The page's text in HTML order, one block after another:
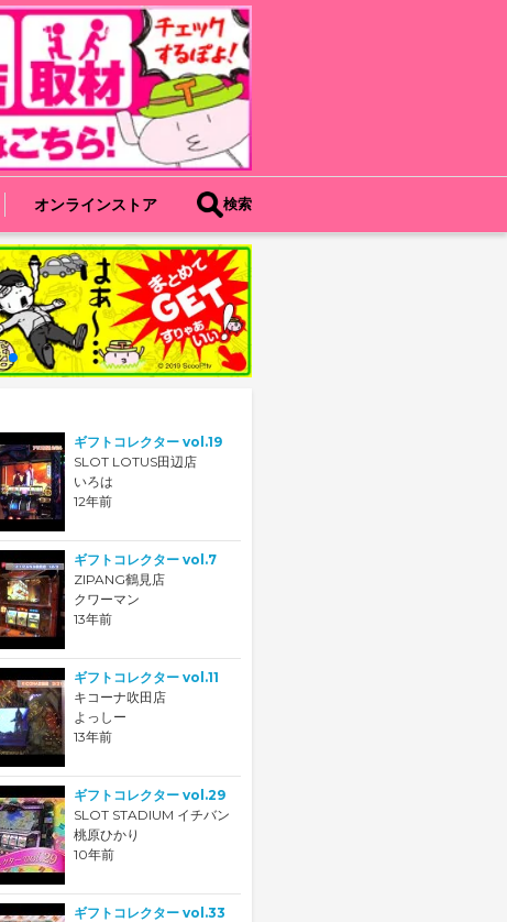
オンラインストア 検索
ギフトコレクター vol.19
SLOT LOTUS田辺店
いろは
12年前
ギフトコレクター vol.7
ZIPANG鶴見店
クワーマン
13年前
ギフトコレクター vol.11
キコーナ吹田店
よっしー
13年前
ギフトコレクター vol.29
SLOT STADIUM イチバン
桃原ひかり
10年前
ギフトコレクター vol.33